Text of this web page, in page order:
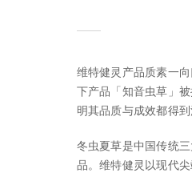
维特健灵产品质素一
下产品「知音虫草」
明其品质与成效都得
冬虫夏草是中国传统
品。维特健灵以现代